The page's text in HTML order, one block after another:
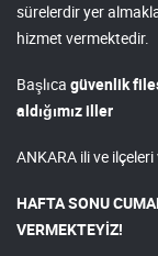
sürelerdir yer
hizmet vermektedir.
Başlıca güvenlik
aldığımız iller
ANKARA ili ve
HAFTA SONU
VERMEKTEYİZ!